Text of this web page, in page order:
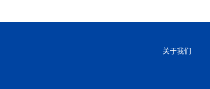
关于我们